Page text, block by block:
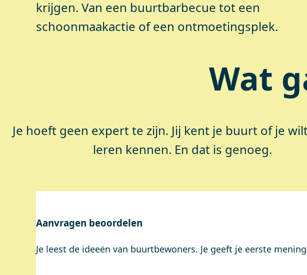
krijgen. Van een buurtbarbecue tot een
schoonmaakactie of een ontmoetingsplek.
Wat
Je hoeft geen expert te zijn. Jij kent je buurt of je
leren kennen. En dat is genoeg.
Aanvragen beoordelen
Je leest de ideeën van buurtbewoners. Je geeft je eerste